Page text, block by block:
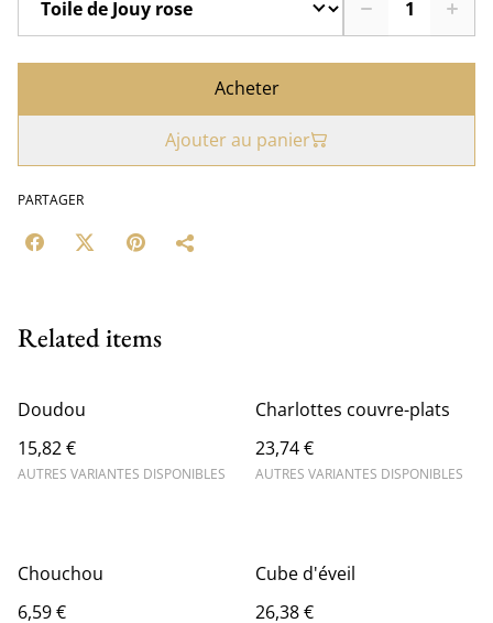
Acheter
Ajouter au panier
PARTAGER
Related items
Doudou
15,82 €
AUTRES VARIANTES DISPONIBLES
Charlottes couvre-plats
23,74 €
AUTRES VARIANTES DISPONIBLES
Chouchou
6,59 €
Cube d'éveil
26,38 €